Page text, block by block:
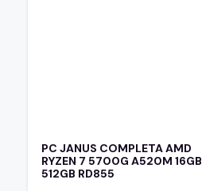
PC JANUS COMPLETA AMD
RYZEN 7 5700G A520M 16GB
512GB RD855